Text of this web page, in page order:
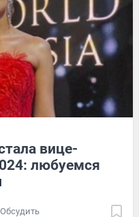
вице-
любуемся
Обсудить